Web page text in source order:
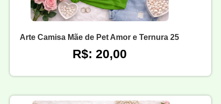
Arte Camisa Mãe de Pet Amor e Ternura 25
R$: 20,00